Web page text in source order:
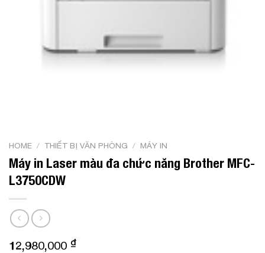
HOME / THIẾT BỊ VĂN PHÒNG / MÁY IN
Máy in Laser màu đa chức năng Brother MFC-
L3750CDW
12,980,000 ₫